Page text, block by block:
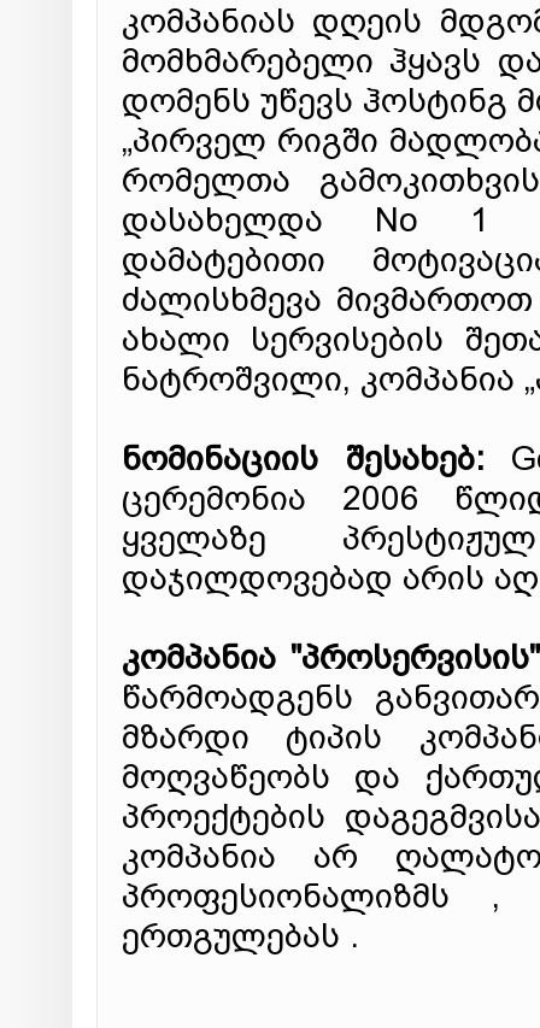
კომპანიას დღეის
მომხმარებელი ჰყავს
დომენს უწევს ჰოსტინგ
„პირველ რიგში
რომელთა
დასახელდა No 1
დამატებითი
ძალისხმევა მივმართოთ
ახალი სერვისების
ნატროშვილი, კომპანია
ნომინაციის შესახებ:
ცერემონია 2006
ყველაზე
დაჯილდოვებად არის
კომპანია
წარმოადგენს
მზარდი ტიპის
მოღვაწეობს და
პროექტების
კომპანია არ
პროფესიონალიზმს ,
ერთგულებას .